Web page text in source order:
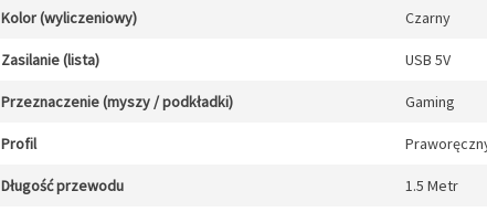
Kolor (wyliczeniowy) Czarny
Zasilanie (lista) USB 5V
Przeznaczenie (myszy / podkładki) Gaming
Profil
Długość przewodu 1.5 Metr